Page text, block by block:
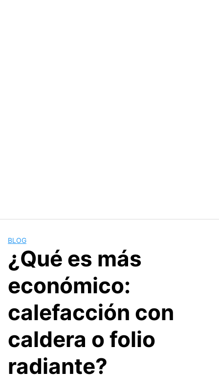
BLOG
¿Qué es más
económico:
calefacción con
caldera o folio
radiante?